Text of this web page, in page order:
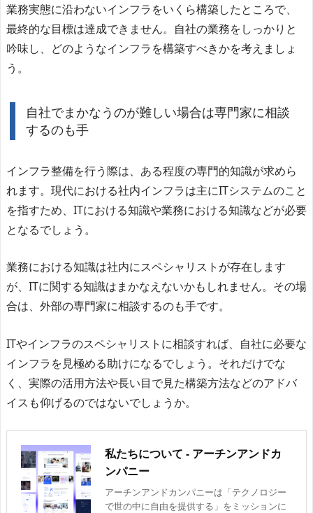
業務実態に沿わないインフラをいくら構築したところで、
最終的な目標は達成できません。自社の業務をしっかりと
吟味し、どのようなインフラを構築すべきかを考えましょ
う。
自社でまかなうのが難しい場合は専門家に相談
するのも手
インフラ整備を行う際は、ある程度の専門的知識が求めら
れます。現代における社内インフラは主にITシステムのこと
を指すため、ITにおける知識や業務における知識などが必要
となるでしょう。
業務における知識は社内にスペシャリストが存在します
が、ITに関する知識はまかなえないかもしれません。その場
合は、外部の専門家に相談するのも手です。
ITやインフラのスペシャリストに相談すれば、自社に必要な
インフラを見極める助けになるでしょう。それだけでな
く、実際の活用方法や長い目で見た構築方法などのアドバ
イスも仰げるのではないでしょうか。
私たちについて - アーチンアンドカ
ンパニー
アーチンアンドカンパニーは「テクノロジー
で世の中に自由を提供する」をミッションに